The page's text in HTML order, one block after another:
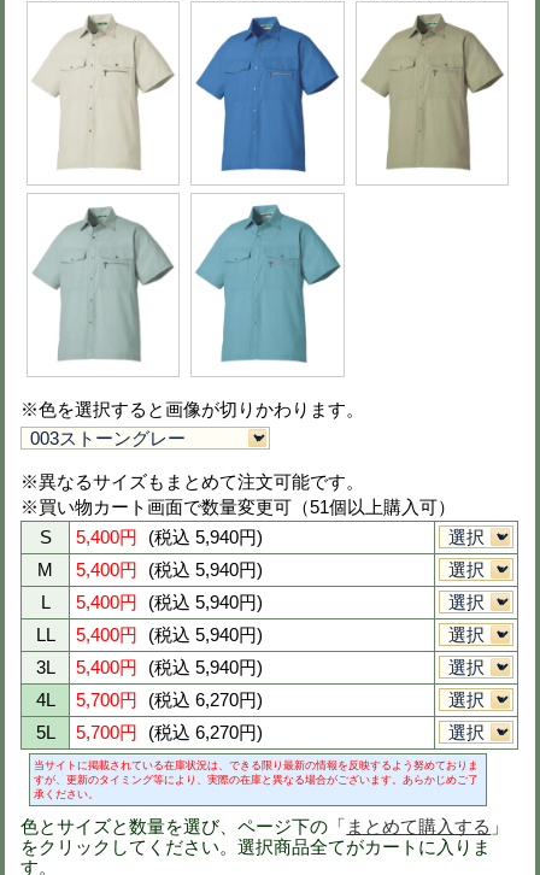
品番
takc8821
定価
12,500円(税抜)
刺繍
社名刺繍無料
※下の画像をクリックすると拡大